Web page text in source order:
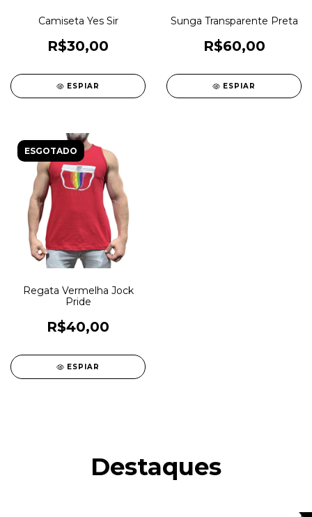
Camiseta Yes Sir
R$30,00
ESPIAR
Sunga Transparente Preta
R$60,00
ESPIAR
ESGOTADO
Regata Vermelha Jock
Pride
R$40,00
ESPIAR
Destaques